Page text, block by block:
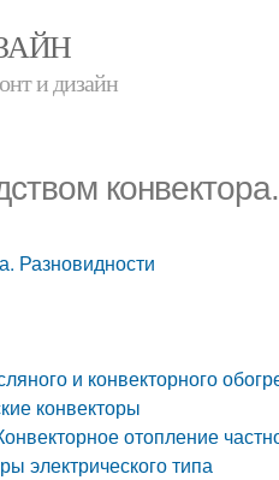
и дизайн
Разновидности
и конвекторного
конвекторы
отопление
электрического типа